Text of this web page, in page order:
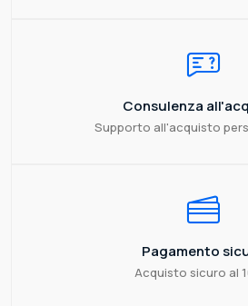
Consulenza
Supporto all'acquisto
Pagamento
Acquisto sicuro al